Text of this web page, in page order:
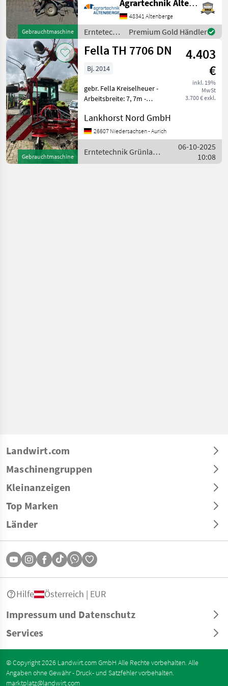
Gebrauchtmaschine
Erntetechnik Grünland
Kreiselheuer
Agrartechnik Altenberge GmbH
48341 Altenberge
Erntetechnik
Grünland /
Fella
Premium Gold Händler
Gebrauchtmaschine
Fella TH 7706 DN
4.403
€
inkl. 19%
MwSt
3.700 € exkl.
Bj. 2014
gebr. Fella Kreiselheuer -
Arbeitsbreite: 7, 7m -
Eigengewicht: ca. 0, 95 t -
Leistungsbedarf: 60 kW -
Anzahl Zinkenarme: 6 -
Bereifung Kreisel
Lankhorst Nord GmbH
26607 Niedersachsen - Aurich
Erntetechnik Grünland
/ Fella
06-10-2025
10:08
Landwirt.com
Maschinengruppen
Kleinanzeigen
Top Marken
Länder
Impressum und Datenschutz
Services
Hilfe Österreich | EUR
© Copyright 2026 Landwirt.com GmbH Alle Rechte vorbehalten. Alle
Angaben ohne Gewähr - Druck- und Satzfehler vorbehalten.
marktplatz@landwirt.com